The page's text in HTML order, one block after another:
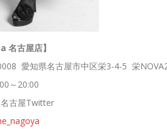
名古屋店】
愛知県名古屋市中区栄3-4-5 栄
～20:00
古屋Twitter